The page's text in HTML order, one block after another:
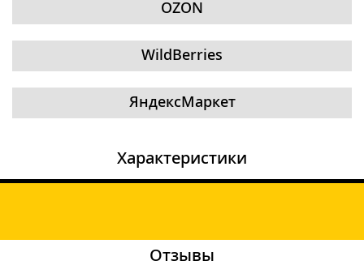
OZON
WildBerries
ЯндексМаркет
Характеристики
Отзывы